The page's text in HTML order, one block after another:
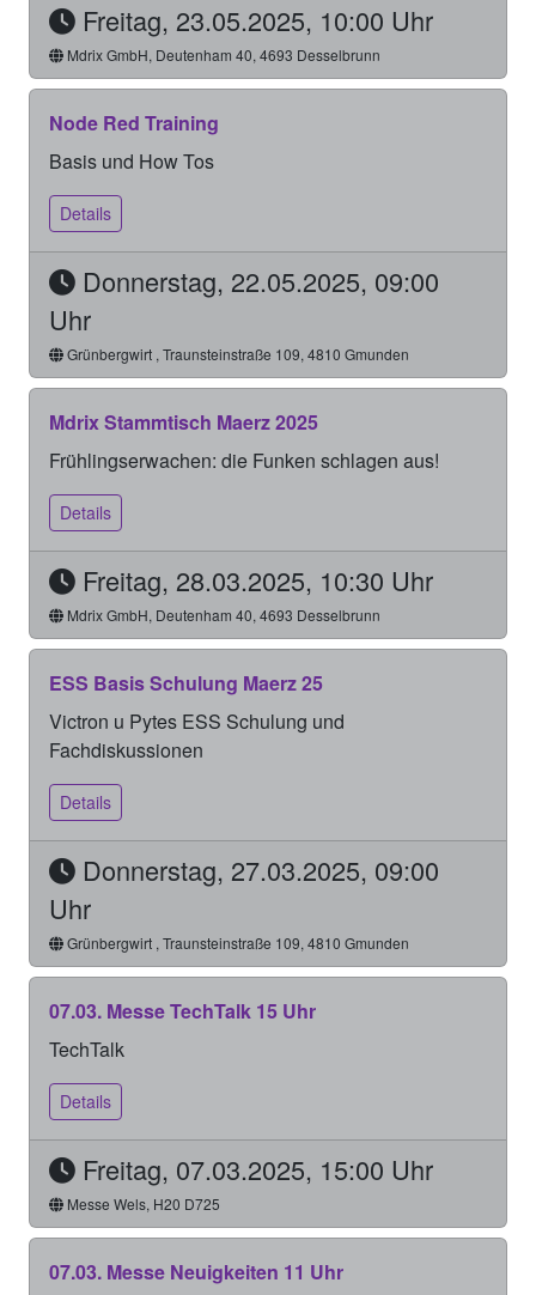
Freitag, 23.05.2025, 10:00 Uhr
Mdrix GmbH, Deutenham 40, 4693 Desselbrunn
Node Red Training
Basis und How Tos
Details
Donnerstag, 22.05.2025, 09:00
Uhr
Grünbergwirt , Traunsteinstraße 109, 4810 Gmunden
Mdrix Stammtisch Maerz 2025
Frühlingserwachen: die Funken schlagen aus!
Details
Freitag, 28.03.2025, 10:30 Uhr
Mdrix GmbH, Deutenham 40, 4693 Desselbrunn
ESS Basis Schulung Maerz 25
Victron u Pytes ESS Schulung und
Fachdiskussionen
Details
Donnerstag, 27.03.2025, 09:00
Uhr
Grünbergwirt , Traunsteinstraße 109, 4810 Gmunden
07.03. Messe TechTalk 15 Uhr
TechTalk
Details
Freitag, 07.03.2025, 15:00 Uhr
Messe Wels, H20 D725
07.03. Messe Neuigkeiten 11 Uhr